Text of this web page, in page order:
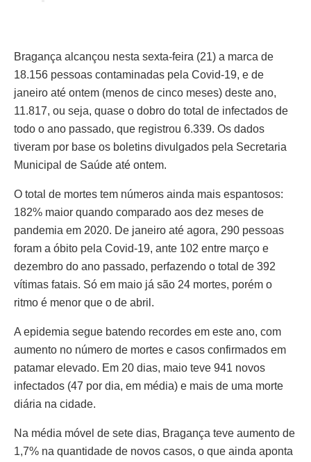
Bragança alcançou nesta sexta-feira (21) a marca de
18.156 pessoas contaminadas pela Covid-19, e de
janeiro até ontem (menos de cinco meses) deste ano,
11.817, ou seja, quase o dobro do total de infectados de
todo o ano passado, que registrou 6.339. Os dados
tiveram por base os boletins divulgados pela Secretaria
Municipal de Saúde até ontem.
O total de mortes tem números ainda mais espantosos:
182% maior quando comparado aos dez meses de
pandemia em 2020. De janeiro até agora, 290 pessoas
foram a óbito pela Covid-19, ante 102 entre março e
dezembro do ano passado, perfazendo o total de 392
vítimas fatais. Só em maio já são 24 mortes, porém o
ritmo é menor que o de abril.
A epidemia segue batendo recordes em este ano, com
aumento no número de mortes e casos confirmados em
patamar elevado. Em 20 dias, maio teve 941 novos
infectados (47 por dia, em média) e mais de uma morte
diária na cidade.
Na média móvel de sete dias, Bragança teve aumento de
1,7% na quantidade de novos casos, o que ainda aponta